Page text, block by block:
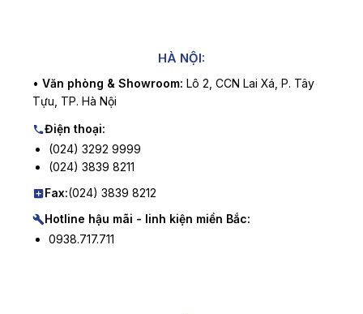
HÀ NỘI:
• Văn phòng & Showroom: Lô 2, CCN Lai Xá, P. Tây
Tựu, TP. Hà Nội
Điện thoại:
(024) 3292 9999
(024) 3839 8211
Fax:(024) 3839 8212
Hotline hậu mãi - linh kiện miền Bắc:
0938.717.711